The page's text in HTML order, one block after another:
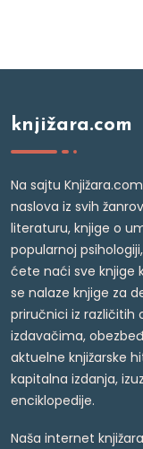
knjižara.com
Na sajtu
naslova iz svih
literaturu, knjige o
popularnoj
ćete naći sve knjige
se nalaze knjige za
priručnici iz različitih
izdavačima,
aktuelne knjižarske
kapitalna izdanja,
enciklopedije.
Naša internet